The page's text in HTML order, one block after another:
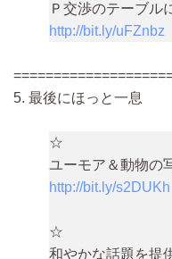
Ｐ交渉のテーブル
http://bit.ly/uFZnbz
5. 最後にほっと一息
☆
ユーモア＆動物の
http://bit.ly/s2DUKh
☆
和やかな話題を提